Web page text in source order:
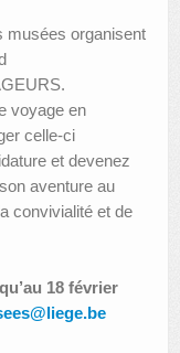
musées organisent
voyage en
celle-ci
et devenez
aventure au
convivialité et de
18 février